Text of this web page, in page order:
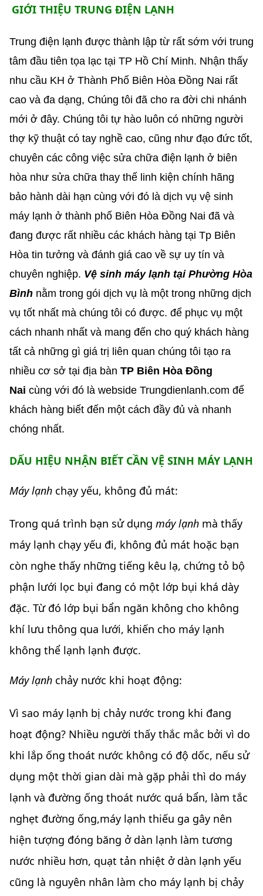
GIỚI THIỆU TRUNG ĐIỆN LẠNH
Trung điện lạnh được thành lập từ rất sớm với trung
tâm đầu tiên tọa lạc tại TP Hồ Chí Minh. Nhận thấy
nhu cầu KH ở Thành Phố Biên Hòa Đồng Nai rất
cao và đa dạng, Chúng tôi đã cho ra đời chi nhánh
mới ở đây. Chúng tôi tự hào luôn có những người
thợ kỹ thuật có tay nghề cao, cũng như đạo đức tốt,
chuyên các công việc sửa chữa điện lạnh ở biên
hòa như sửa chữa thay thế linh kiện chính hãng
bảo hành dài hạn cùng với đó là dịch vụ vệ sinh
máy lạnh ở thành phố Biên Hòa Đồng Nai đã và
đang được rất nhiều các khách hàng tại Tp Biên
Hòa tin tưởng và đánh giá cao về sự uy tín và
chuyên nghiệp. Vệ sinh máy lạnh tại Phường Hòa
Bình nằm trong gói dịch vụ là một trong những dịch
vụ tốt nhất mà chúng tôi có được. để phục vụ một
cách nhanh nhất và mang đến cho quý khách hàng
tất cả những gì giá trị liên quan chúng tôi tạo ra
nhiều cơ sở tại địa bàn TP Biên Hòa Đồng
Nai cùng với đó là webside Trungdienlanh.com để
khách hàng biết đến một cách đầy đủ và nhanh
chóng nhất.
DẤU HIỆU NHẬN BIẾT CẦN VỆ SINH MÁY LẠNH
Máy lạnh chạy yếu, không đủ mát:
Trong quá trình bạn sử dụng máy lạnh mà thấy
máy lạnh chạy yếu đi, không đủ mát hoặc bạn
còn nghe thấy những tiếng kêu lạ, chứng tỏ bộ
phận lưới lọc bụi đang có một lớp bụi khá dày
đặc. Từ đó lớp bụi bẩn ngăn không cho không
khí lưu thông qua lưới, khiến cho máy lạnh
không thể lạnh lạnh được.
Máy lạnh chảy nước khi hoạt động:
Vì sao máy lạnh bị chảy nước trong khi đang
hoạt động? Nhiều người thấy thắc mắc bởi vì do
khi lắp ống thoát nước không có độ dốc, nếu sử
dụng một thời gian dài mà gặp phải thì do máy
lạnh và đường ống thoát nước quá bẩn, làm tắc
nghẹt đường ống,máy lạnh thiếu ga gây nên
hiện tượng đóng băng ở dàn lạnh làm tương
nước nhiều hơn, quạt tản nhiệt ở dàn lạnh yếu
cũng là nguyên nhân làm cho máy lạnh bị chảy